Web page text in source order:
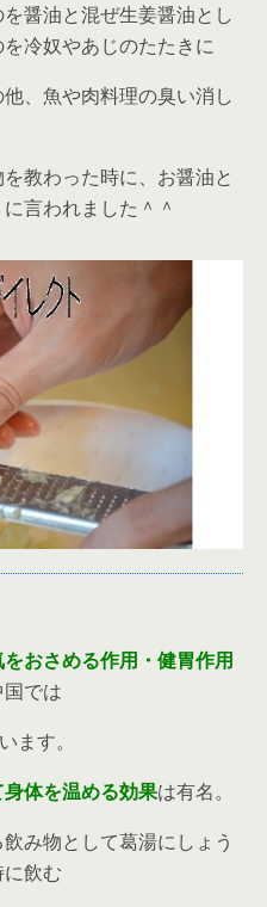
醤油と混ぜ生姜醤油とし
冷奴やあじのたたきに
、魚や肉料理の臭い消し
教わった時に、お醤油と
言われました＾＾
おさめる作用・健胃作用
では
ます。
体を温める効果は有名。
み物として葛湯にしょう
飲む